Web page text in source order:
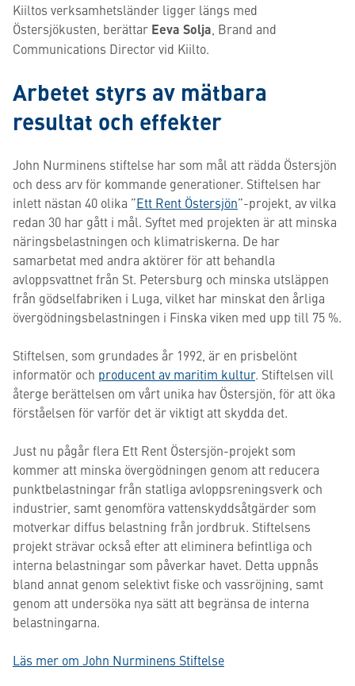
Kiiltos verksamhetsländer ligger längs med
Östersjökusten, berättar Eeva Solja , Brand and
Communications Director vid Kiilto.
Arbetet styrs av mätbara
resultat och effekter
John Nurminens stiftelse har som mål att rädda Östersjön
och dess arv för kommande generationer. Stiftelsen har
inlett nästan 40 olika ”Ett Rent Östersjön”-projekt, av vilka
redan 30 har gått i mål. Syftet med projekten är att minska
näringsbelastningen och klimatriskerna. De har
samarbetat med andra aktörer för att behandla
avloppsvattnet från St. Petersburg och minska utsläppen
från gödselfabriken i Luga, vilket har minskat den årliga
övergödningsbelastningen i Finska viken med upp till 75 %.
Stiftelsen, som grundades år 1992, är en prisbelönt
informatör och producent av maritim kultur. Stiftelsen vill
återge berättelsen om vårt unika hav Östersjön, för att öka
förståelsen för varför det är viktigt att skydda det.
Just nu pågår flera Ett Rent Östersjön-projekt som
kommer att minska övergödningen genom att reducera
punktbelastningar från statliga avloppsreningsverk och
industrier, samt genomföra vattenskyddsåtgärder som
motverkar diffus belastning från jordbruk. Stiftelsens
projekt strävar också efter att eliminera befintliga och
interna belastningar som påverkar havet. Detta uppnås
bland annat genom selektivt fiske och vassröjning, samt
genom att undersöka nya sätt att begränsa de interna
belastningarna.
Läs mer om John Nurminens Stiftelse